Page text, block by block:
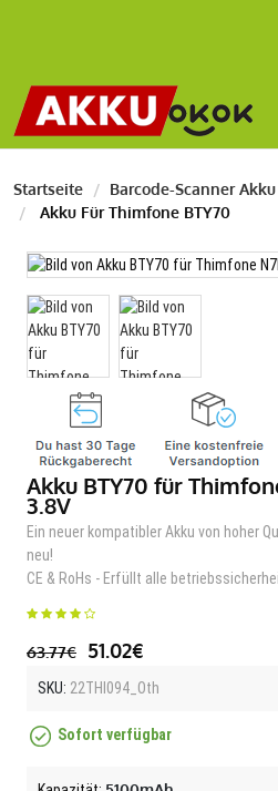
Startseite Barcode-Scanner Akku
Akku Für Thimfone BTY70
Akku BTY70 für
3.8V
Ein neuer kompatibler Akku von hoher
neu!
CE & RoHs - Erfüllt alle
63.77€ 51.02€
SKU: 22THI094_Oth
Sofort verfügbar